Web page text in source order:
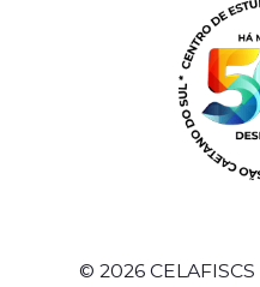
© 2026 CELAFISCS